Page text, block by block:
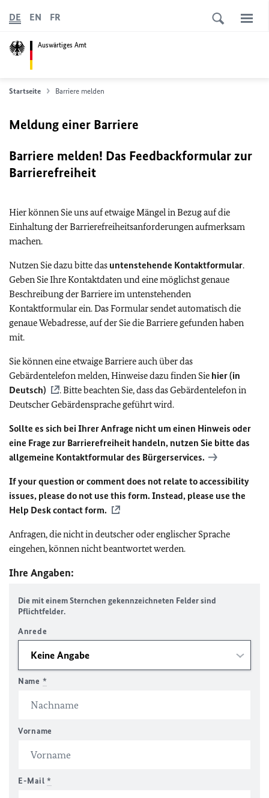
Auswärtiges Amt
DE EN FR
Startseite Barriere melden
Meldung einer Barriere
Barriere melden! Das Feedbackformular zur
Barrierefreiheit
Hier können Sie uns auf etwaige Mängel in Bezug auf die
Einhaltung der Barrierefreiheitsanforderungen aufmerksam
machen.
Nutzen Sie dazu bitte das untenstehende Kontaktformular.
Geben Sie Ihre Kontaktdaten und eine möglichst genaue
Beschreibung der Barriere im untenstehenden
Kontaktformular ein. Das Formular sendet automatisch die
genaue Webadresse, auf der Sie die Barriere gefunden haben
mit.
Sie können eine etwaige Barriere auch über das
Gebärdentelefon melden, Hinweise dazu finden Sie hier (in
Deutsch)
. Bitte beachten Sie, dass das Gebärdentelefon in
Deutscher Gebärdensprache geführt wird.
Sollte es sich bei Ihrer Anfrage nicht um einen Hinweis oder
eine Frage zur Barrierefreiheit handeln, nutzen Sie bitte das
allgemeine Kontaktformular des Bürgerservices.
If your question or comment does not relate to accessibility
issues, please do not use this form. Instead, please use the
Help Desk contact form.
Anfragen, die nicht in deutscher oder englischer Sprache
eingehen, können nicht beantwortet werden.
Ihre Angaben:
Die mit einem Sternchen gekennzeichneten Felder sind
Pflichtfelder.
Anrede
Name *
Vorname
E-Mail *